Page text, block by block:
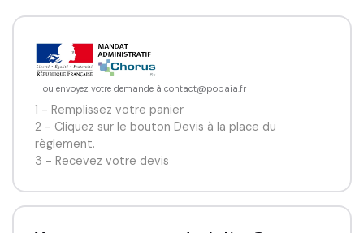
originale.
Un support plein de légèreté pour ne rien oublier de
cette aventure, et offrir à l’enfant, plus tard, le récit de
ses tout premiers instants… avant même sa naissance.
ou envoyez votre demande à contact@popaia.fr
1 - Remplissez votre panier
2 - Cliquez sur le bouton Devis à la place du
règlement.
3 - Recevez votre devis